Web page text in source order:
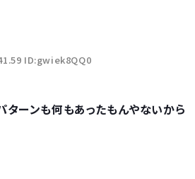
ID:gwiek8QQ0
ターンも何もあったもんやないから